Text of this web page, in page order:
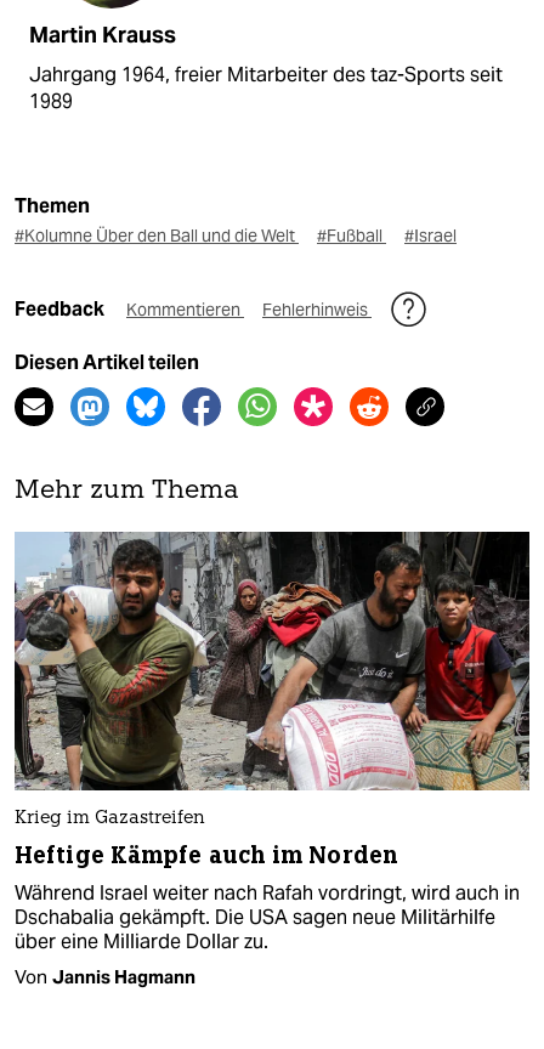
Martin Krauss
Jahrgang 1964, freier Mitarbeiter des taz-Sports seit
1989
Themen
#Kolumne Über den Ball und die Welt #Fußball #Israel
Feedback Kommentieren Fehlerhinweis
Diesen Artikel teilen
Mehr zum Thema
Krieg im Gazastreifen
Heftige Kämpfe auch im Norden
Während Israel weiter nach Rafah vordringt, wird auch in
Dschabalia gekämpft. Die USA sagen neue Militärhilfe
über eine Milliarde Dollar zu.
Von Jannis Hagmann